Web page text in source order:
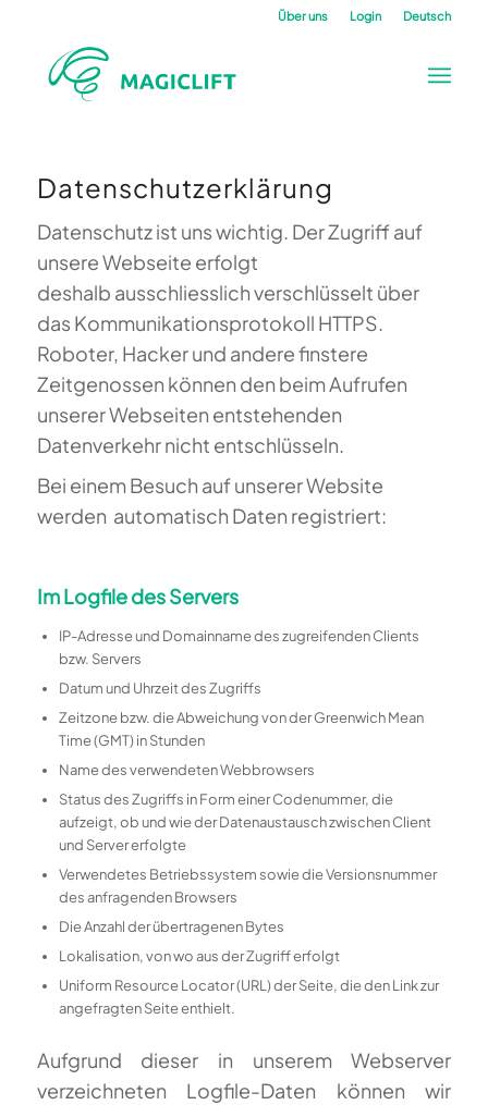
Über uns Login Deutsch
Datenschutzerklärung
Datenschutz ist uns wichtig. Der Zugriff auf
unsere Webseite erfolgt
deshalb ausschliesslich verschlüsselt über
das Kommunikationsprotokoll HTTPS.
Roboter, Hacker und andere finstere
Zeitgenossen können den beim Aufrufen
unserer Webseiten entstehenden
Datenverkehr nicht entschlüsseln.
Bei einem Besuch auf unserer Website
werden automatisch Daten registriert:
Im Logfile des Servers
IP-Adresse und Domainname des zugreifenden Clients
bzw. Servers
Datum und Uhrzeit des Zugriffs
Zeitzone bzw. die Abweichung von der Greenwich Mean
Time (GMT) in Stunden
Name des verwendeten Webbrowsers
Status des Zugriffs in Form einer Codenummer, die
aufzeigt, ob und wie der Datenaustausch zwischen Client
und Server erfolgte
Verwendetes Betriebssystem sowie die Versionsnummer
des anfragenden Browsers
Die Anzahl der übertragenen Bytes
Lokalisation, von wo aus der Zugriff erfolgt
Uniform Resource Locator (URL) der Seite, die den Link zur
angefragten Seite enthielt.
Aufgrund dieser in unserem Webserver
verzeichneten Logfile-Daten können wir